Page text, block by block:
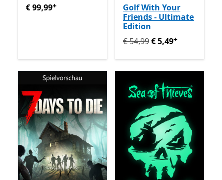
€ 99,99Enthält In-App-Käufe
€ 99,99+
Golf With Your
Friends - Ultimate
Edition
Ursprünglich € 54,99 jetzt
€ 54,99€ 5,49+